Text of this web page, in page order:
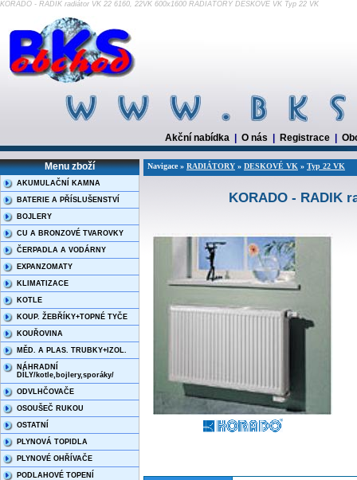
KORADO - RADIK radiátor VK 22 6160, 22VK 600x1600 RADIÁTORY DESKOVÉ VK Typ 22 VK
Akční nabídka O nás Registrace
Menu zboží
AKUMULAČNÍ KAMNA
BATERIE A PŘÍSLUŠENSTVÍ
BOJLERY
CU A BRONZOVÉ TVAROVKY
ČERPADLA A VODÁRNY
EXPANZOMATY
KLIMATIZACE
KOTLE
KOUP. ŽEBŘÍKY+TOPNÉ TYČE
KOUŘOVINA
MĚD. A PLAS. TRUBKY+IZOL.
NÁHRADNÍ
DÍLY/kotle,bojlery,sporáky/
ODVLHČOVAČE
OSOUŠEČ RUKOU
OSTATNÍ
PLYNOVÁ TOPIDLA
PLYNOVÉ OHŘÍVAČE
PODLAHOVÉ TOPENÍ
Navigace » RADIÁTORY » DESKOVÉ VK » Typ 22 VK
KORADO - RADIK